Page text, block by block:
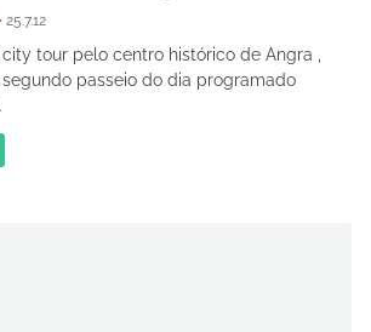
• 25.7.12
tour pelo centro histórico de Angra ,
passeio do dia programado